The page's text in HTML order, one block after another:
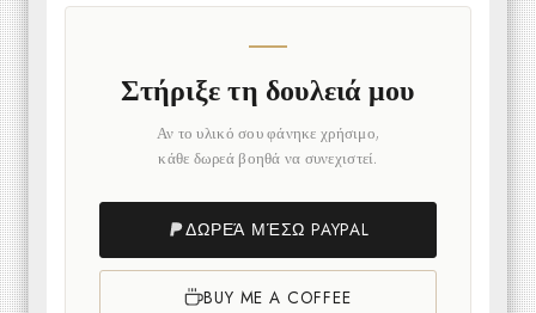
Στήριξε τη δουλειά μου
Αν το υλικό σου φάνηκε χρήσιμο,
κάθε δωρεά βοηθά να συνεχιστεί.
ΔΩΡΕΆ ΜΈΣΩ PAYPAL
BUY ME A COFFEE